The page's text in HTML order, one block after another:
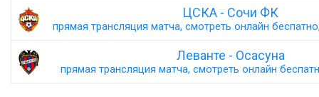
ЦСКА - Сочи ФК
прямая трансляция матча, смотреть онлайн
Леванте - Осасуна
прямая трансляция матча, смотреть онлайн